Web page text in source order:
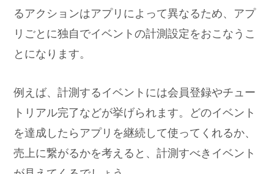
るアクションはアプリによって異なるため、アプ
リごとに独自でイベントの計測設定をおこなうこ
とになります。
例えば、計測するイベントには会員登録やチュー
トリアル完了などが挙げられます。どのイベント
を達成したらアプリを継続して使ってくれるか、
売上に繋がるかを考えると、計測すべきイベント